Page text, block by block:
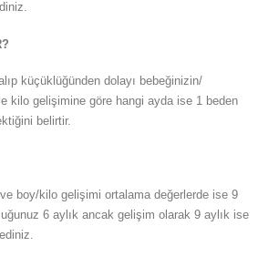
küçüklüğünden dolayı bebeğinizin/
kilo gelişimine göre hangi ayda ise 1 beden
belirtir.
boy/kilo gelişimi ortalama değerlerde ise 9
6 aylık ancak gelişim olarak 9 aylık ise